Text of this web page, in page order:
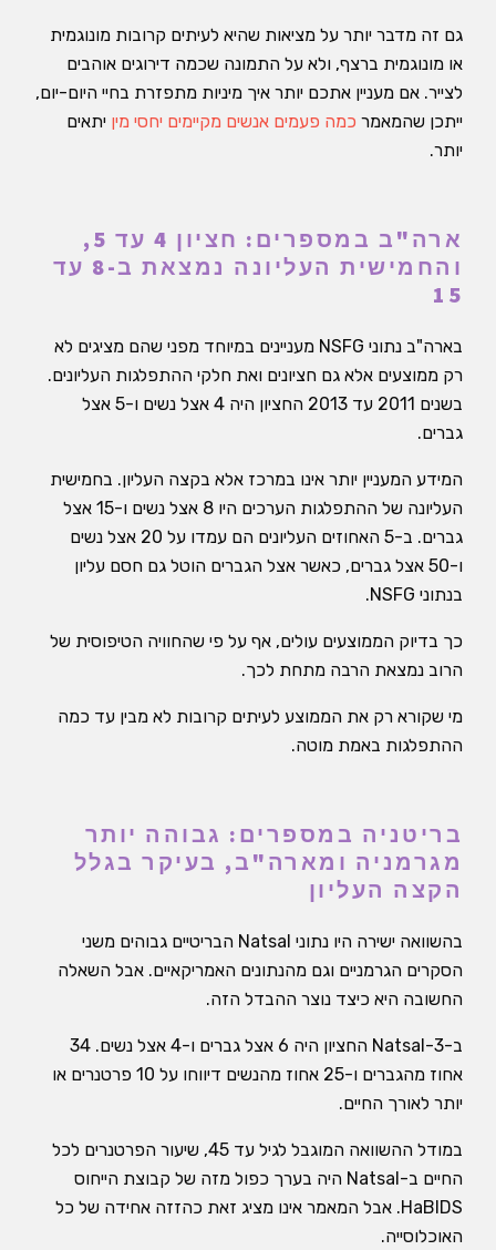
גם זה מדבר יותר על מציאות שהיא לעיתים קרובות מונוגמית
או מונוגמית ברצף, ולא על התמונה שכמה דירוגים אוהבים
לצייר. אם מעניין אתכם יותר איך מיניות מתפזרת בחיי היום-יום,
ייתכן שהמאמר כמה פעמים אנשים מקיימים יחסי מין יתאים
יותר.
ארה"ב במספרים: חציון 4 עד 5,
והחמישית העליונה נמצאת ב-8 עד
15
בארה"ב נתוני NSFG מעניינים במיוחד מפני שהם מציגים לא
רק ממוצעים אלא גם חציונים ואת חלקי ההתפלגות העליונים.
בשנים 2011 עד 2013 החציון היה 4 אצל נשים ו-5 אצל
גברים.
המידע המעניין יותר אינו במרכז אלא בקצה העליון. בחמישית
העליונה של ההתפלגות הערכים היו 8 אצל נשים ו-15 אצל
גברים. ב-5 האחוזים העליונים הם עמדו על 20 אצל נשים
ו-50 אצל גברים, כאשר אצל הגברים הוטל גם חסם עליון
בנתוני NSFG.
כך בדיוק הממוצעים עולים, אף על פי שהחוויה הטיפוסית של
הרוב נמצאת הרבה מתחת לכך.
מי שקורא רק את הממוצע לעיתים קרובות לא מבין עד כמה
ההתפלגות באמת מוטה.
בריטניה במספרים: גבוהה יותר
מגרמניה ומארה"ב, בעיקר בגלל
הקצה העליון
בהשוואה ישירה היו נתוני Natsal הבריטיים גבוהים משני
הסקרים הגרמניים וגם מהנתונים האמריקאיים. אבל השאלה
החשובה היא כיצד נוצר ההבדל הזה.
ב-Natsal-3 החציון היה 6 אצל גברים ו-4 אצל נשים. 34
אחוז מהגברים ו-25 אחוז מהנשים דיווחו על 10 פרטנרים או
יותר לאורך החיים.
במודל ההשוואה המוגבל לגיל עד 45, שיעור הפרטנרים לכל
החיים ב-Natsal היה בערך כפול מזה של קבוצת הייחוס
HaBIDS. אבל המאמר אינו מציג זאת כהזזה אחידה של כל
האוכלוסייה.